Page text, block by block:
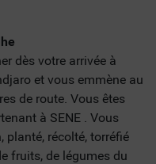
dès votre arrivée à
et vous emmène au
de route. Vous êtes
à SENE . Vous
planté, récolté, torréfié
fruits, de légumes du